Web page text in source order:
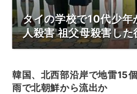
タイの学校で10代少
人殺害 祖父母殺害した
韓国、北西部沿岸で地雷15
雨で北朝鮮から流出か